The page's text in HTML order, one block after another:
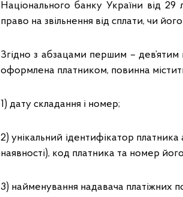
Національного банку України від
право на звільнення від сплати, чи
Згідно з абзацами першим – дев’ятим
оформлена платником, повинна містити
1) дату складання і номер;
2) унікальний ідентифікатор
наявності), код платника та номер
3) найменування надавача платіжних